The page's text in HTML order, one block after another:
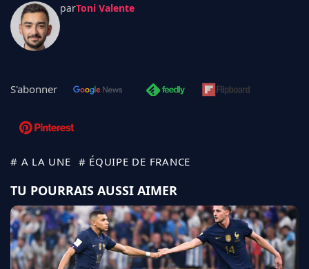
parToni Valente
S'abonner
# A LA UNE # ÉQUIPE DE FRANCE
TU POURRAIS AUSSI AIMER